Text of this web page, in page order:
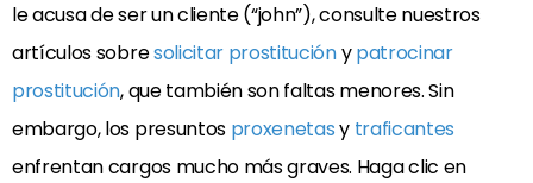
le acusa de ser un cliente (“john”), consulte nuestros
artículos sobresolicitar prostituciónypatrocinar
prostitución, que también son faltas menores. Sin
embargo, los presuntos proxenetasy traficantes
enfrentan cargos mucho más graves. Haga clic en